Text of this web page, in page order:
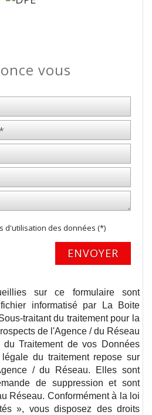
vous
d'utilisation des données (*)
ENVOYER
sur ce formulaire sont
informatisé par La Boite
traitant du traitement pour la
de l'Agence / du Réseau
Traitement de vos Données
du traitement repose sur
/ du Réseau. Elles sont
de suppression et sont
Réseau. Conformément à la loi
», vous disposez des droits